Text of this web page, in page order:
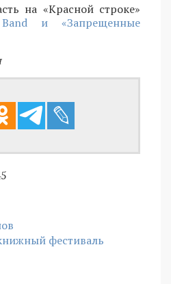
на «Красной строке»
и «Запрещенные
фестиваль